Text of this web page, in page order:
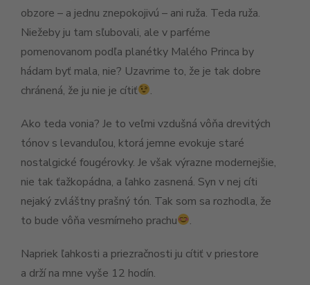
obzore – a jednu znepokojivú – ani ruža. Teda ruža.
Niežeby ju tam sľubovali, ale v parféme
pomenovanom podľa planétky Malého Princa by
hádam byť mala, nie? Uzavrime to, že je tak dobre
chránená, že ju nie je cítiť
.
Ako teda vonia? Je to veľmi vzdušná vôňa drevitých
tónov s levanduľou, ktorá jemne evokuje staré
nostalgické fougérovky. Je však výrazne modernejšie,
nie tak ťažkopádna, a ľahko zasnená. Syn v nej cíti
nejaký zvláštny prašný tón. Tak som sa rozhodla, že
to bude vôňa vesmírneho prachu
.
Napriek ľahkosti a priezračnosti ju cítiť v priestore
a drží na mne vyše 12 hodín.